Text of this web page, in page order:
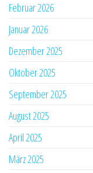
Februar 2026
Januar 2026
Dezember 2025
Oktober 2025
September 2025
August 2025
April 2025
März 2025